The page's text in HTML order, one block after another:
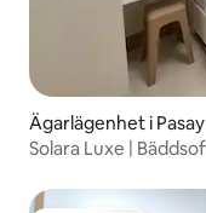
Ägarlägenhet i Pasay
Solara Luxe |